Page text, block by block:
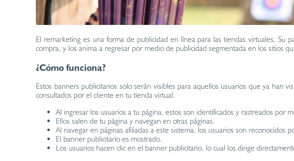
El remarketing es una forma de publicidad en línea para las tiendas virtuales. Su
compra, y los anima a regresar por medio de publicidad segmentada en los sitios
¿Cómo funciona?
Estos banners publicitarios solo serán visibles para aquellos usuarios que ya han
consultados por el cliente en tu tienda virtual.
Al ingresar los usuarios a tu página, estos son identificados y rastreados por
Ellos salen de tu página y navegan en otras páginas.
Al navegar en páginas afiliadas a este sistema, los usuarios son reconocidos
El banner publicitario es mostrado.
Los usuarios hacen clic en el banner publicitario, lo cual los dirige